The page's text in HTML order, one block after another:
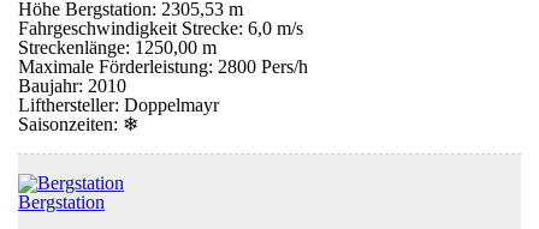
Höhe Bergstation: 2305,53 m
Fahrgeschwindigkeit Strecke: 6,0 m/s
Streckenlänge: 1250,00 m
Maximale Förderleistung: 2800 Pers/h
Baujahr: 2010
Lifthersteller: Doppelmayr
Saisonzeiten: ❄
Bergstation